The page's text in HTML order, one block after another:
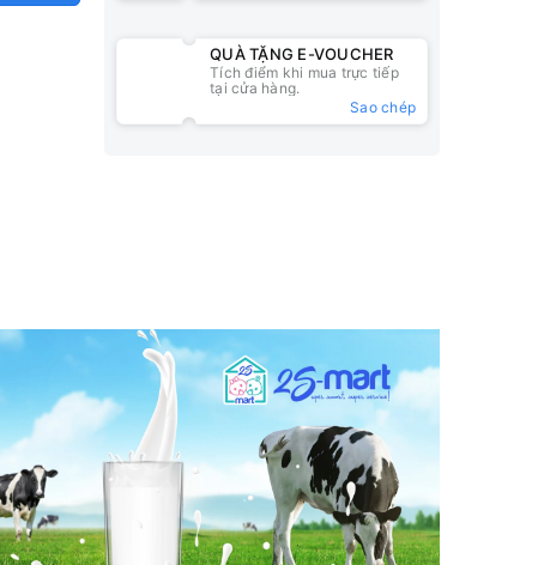
QUÀ TẶNG E-VOUCHER
Tích điểm khi mua trực tiếp
tại cửa hàng.
Sao chép